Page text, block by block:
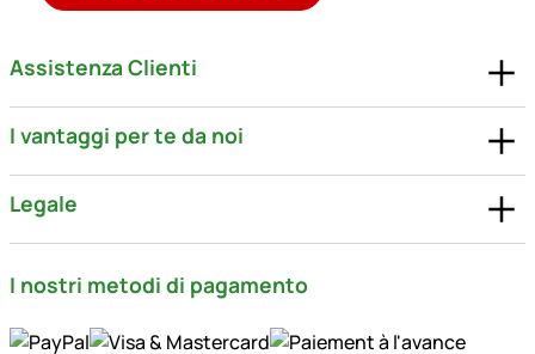
Assistenza Clienti
I vantaggi per te da noi
Legale
I nostri metodi di pagamento